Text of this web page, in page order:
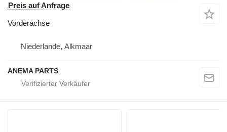
Preis auf Anfrage
Vorderachse
Niederlande, Alkmaar
ANEMA PARTS